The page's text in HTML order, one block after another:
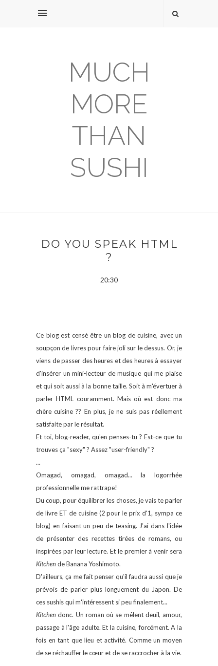
MUCH
MORE
THAN
SUSHI
DO YOU SPEAK HTML
?
20:30
Ce blog est censé être un blog de cuisine, avec un
soupçon de livres pour faire joli sur le dessus. Or, je
viens de passer des heures et des heures à essayer
d'insérer un mini-lecteur de musique qui me plaise
et qui soit aussi à la bonne taille. Soit à m'évertuer à
parler HTML couramment. Mais où est donc ma
chère cuisine ?? En plus, je ne suis pas réellement
satisfaite par le résultat.
Et toi, blog-reader, qu'en penses-tu ? Est-ce que tu
trouves ça "sexy" ? Assez "user-friendly" ?
...
Omagad, omagad, omagad... la logorrhée
professionnelle me rattrape!
Du coup, pour équilibrer les choses, je vais te parler
de livre ET de cuisine (2 pour le prix d'1, sympa ce
blog) en faisant un peu de teasing. J'ai dans l'idée
de présenter des recettes tirées de romans, ou
inspirées par leur lecture. Et le premier à venir sera
Kitchende Banana Yoshimoto.
D'ailleurs, ça me fait penser qu'il faudra aussi que je
prévois de parler plus longuement du Japon. De
ces sushis qui m'intéressent si peu finalement...
Kitchen donc. Un roman où se mêlent deuil, amour,
passage à l'âge adulte. Et la cuisine, forcément. A la
fois en tant que lieu et activité. Comme un moyen
de se réchauffer le cœur et de se raccrocher à la vie.